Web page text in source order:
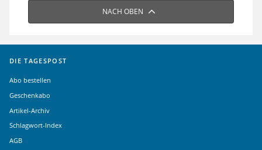
NACH OBEN
DIE TAGESPOST
Abo bestellen
Geschenkabo
Artikel-Archiv
Schlagwort-Index
AGB